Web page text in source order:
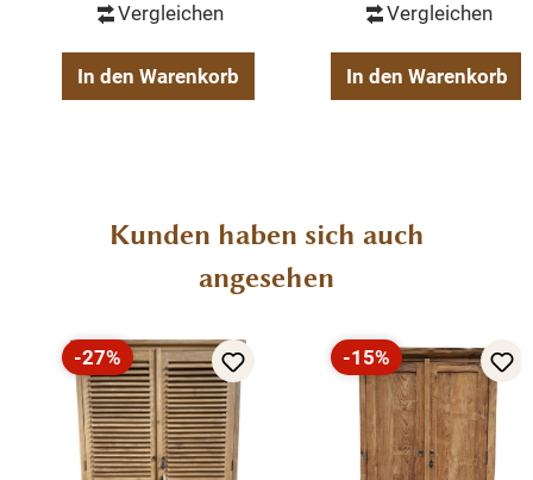
Vergleichen
In den Warenkorb
Vergleichen
In den Warenkorb
Produktgalerie überspringen
Kunden haben sich auch
angesehen
Rabatt
-27%
Rabatt
-15%